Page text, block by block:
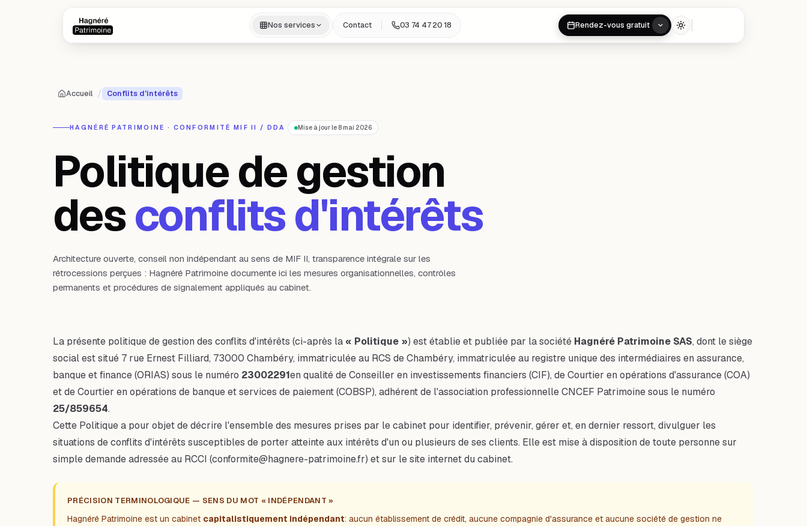
Nos services Contact 03 74 47 20 18 Rendez-vous gratuit Toggle theme
Accueil / Conflits d'intérêts
HAGNÉRÉ PATRIMOINE · CONFORMITÉ MIF II / DDA Mise à jour le 8 mai 2026
Politique de gestion
desconflits d'intérêts
Architecture ouverte, conseil non indépendant au sens de MIF II, transparence intégrale sur les
rétrocessions perçues : Hagnéré Patrimoine documente ici les mesures organisationnelles, contrôles
permanents et procédures de signalement appliqués au cabinet.
La présente politique de gestion des conflits d'intérêts (ci-après la « Politique ») est établie et publiée par la société Hagnéré Patrimoine SAS, dont le siège
social est situé 7 rue Ernest Filliard, 73000 Chambéry, immatriculée au RCS de Chambéry, immatriculée au registre unique des intermédiaires en assurance,
banque et finance (ORIAS) sous le numéro 23002291en qualité de Conseiller en investissements financiers (CIF), de Courtier en opérations d'assurance (COA)
et de Courtier en opérations de banque et services de paiement (COBSP), adhérent de l'association professionnelle CNCEF Patrimoine sous le numéro
25/859654.
Cette Politique a pour objet de décrire l'ensemble des mesures prises par le cabinet pour identifier, prévenir, gérer et, en dernier ressort, divulguer les
situations de conflits d'intérêts susceptibles de porter atteinte aux intérêts d'un ou plusieurs de ses clients. Elle est mise à disposition de toute personne sur
simple demande adressée au RCCI (conformite@hagnere-patrimoine.fr) et sur le site internet du cabinet.
PRÉCISION TERMINOLOGIQUE — SENS DU MOT « INDÉPENDANT »
Hagnéré Patrimoine est un cabinet capitalistiquement indépendant: aucun établissement de crédit, aucune compagnie d'assurance et aucune société de gestion ne